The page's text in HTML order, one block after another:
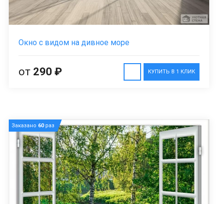
Окно с видом на дивное море
КУПИТЬ В 1 КЛИК
от 290 ₽
Заказано 60раз